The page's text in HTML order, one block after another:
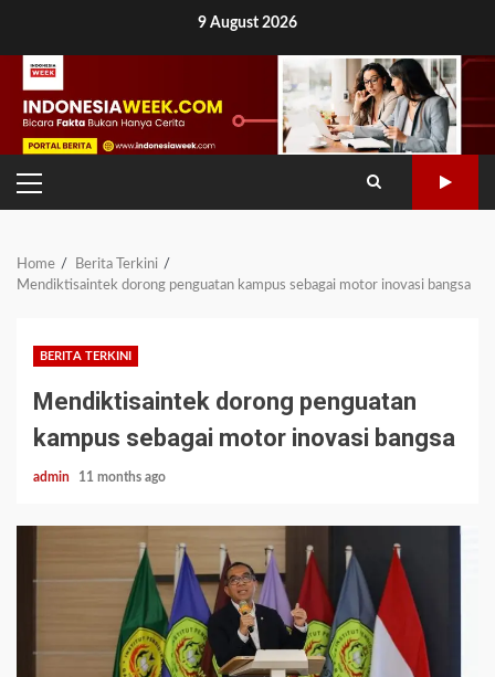
content
9 August 2026
PRIMARY
MENU
Home
Berita Terkini
Mendiktisaintek dorong penguatan kampus sebagai motor inovasi bangsa
BERITA TERKINI
Mendiktisaintek dorong penguatan
kampus sebagai motor inovasi bangsa
admin 11 months ago